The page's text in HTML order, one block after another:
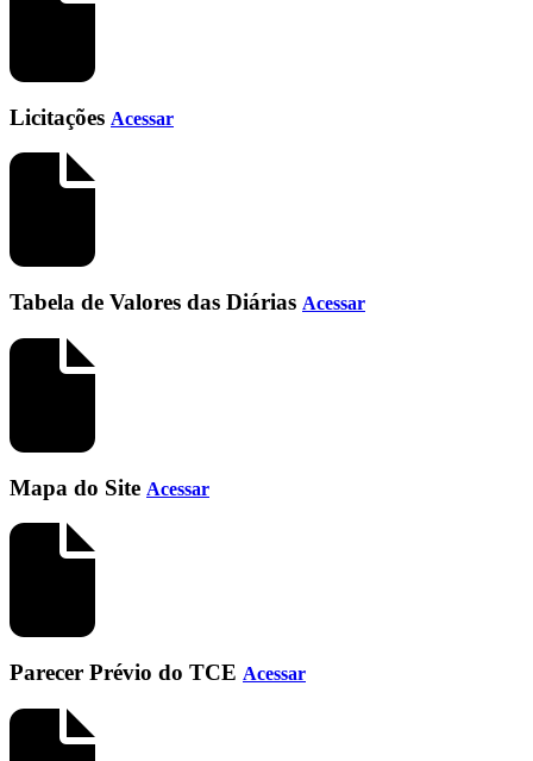
Licitações Acessar
Tabela de Valores das Diárias Acessar
Mapa do Site Acessar
Parecer Prévio do TCE Acessar